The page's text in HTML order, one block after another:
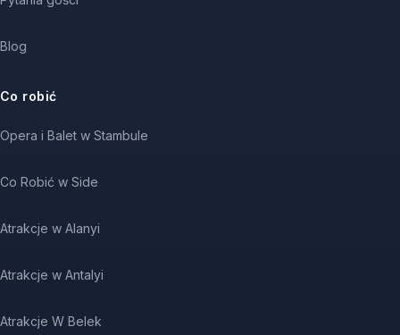
Blog
Co robić
Opera i Balet w Stambule
Co Robić w Side
Atrakcje w Alanyi
Atrakcje w Antalyi
Atrakcje W Belek